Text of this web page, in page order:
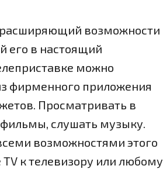
возможности
его в настоящий
можно
фирменного приложения
Просматривать в
слушать музыку.
возможностями этого
к телевизору или любому